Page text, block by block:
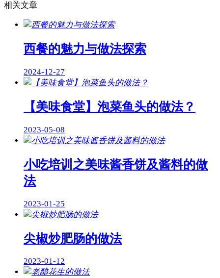
相关文章
西餐的魅力与做法探索
2024-12-27
【美味食堂】泡菜鱼头的做法？
2023-05-08
小吃培训之美味酱香饼及酱料的做
法
2023-01-25
尖椒炒肥肠的做法
2023-01-12